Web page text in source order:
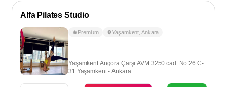
Alfa Pilates Studio
Premium Yaşamkent ,Ankara
Yaşamkent Angora Çarşı AVM 3250 cad. No:26 C-
31 Yaşamkent - Ankara